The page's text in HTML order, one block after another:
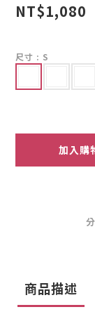
NT$1,080
尺寸 : S
加入購
商品描述